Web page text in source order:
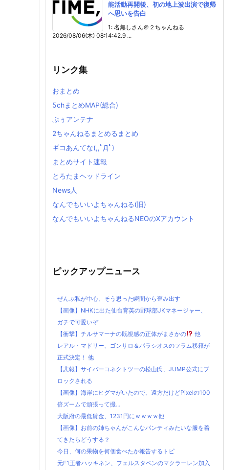
能活動再開後、初の地上波出演で復帰
へ思いを告白
1: 名無しさん＠２ちゃんねる
2026/08/06(木) 08:14:42.9 ...
リンク集
おまとめ
5chまとめMAP(総合)
ぷぅアンテナ
2ちゃんねるまとめるまとめ
ギコあんてな(,,ﾟДﾟ)
まとめサイト速報
とろたまヘッドライン
News人
なんでもいいよちゃんねる(旧)
なんでもいいよちゃんねるNEOのXアカウント
ピックアップニュース
ぜんぶ私が中心、そう思った瞬間から歪み出す
【画像】NHKに出た仙台育英の野球部JKマネージャー、
ガチで可愛いぞ
【衝撃】チルサマーナの既視感の正体がまさかの
他
レアル・マドリー、ゴンサロ＆パラシオスのフラム移籍が
正式決定！ 他
【悲報】サイバーコネクトツーの松山氏、JUMP公式にブ
ロックされる
【画像】海岸にヒグマがいたので、遠方だけどPixelの100
倍ズームで頑張って撮...
大阪府の最低賃金、1231円にｗｗｗｗ他
【画像】お前の姉ちゃんがこんなパンティみたいな服を着
てきたらどうする？
今日、何の果物を何個食べたか報告するトピ
元F1王者ハッキネン、フェルスタペンのマクラーレン加入